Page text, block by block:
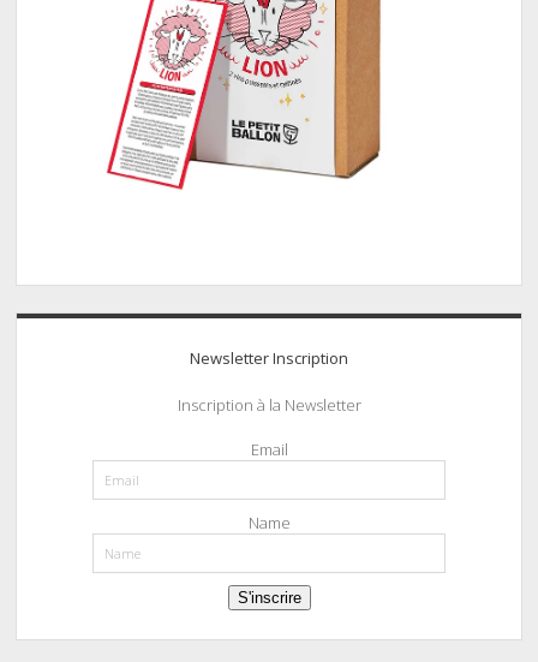
Newsletter Inscription
Inscription à la Newsletter
Email
Name
S'inscrire